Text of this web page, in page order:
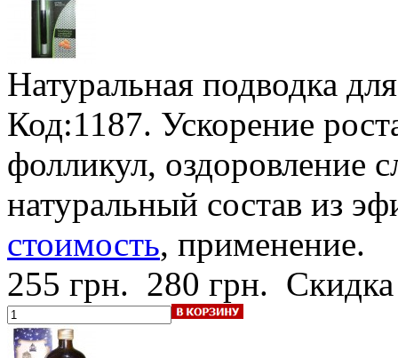
Натуральная подводка для
Код:1187. Ускорение
фолликул, оздоровление
натуральный состав из
стоимость, применение.
255 грн. 280 грн.